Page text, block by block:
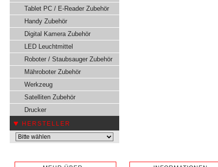
Tablet PC / E-Reader Zubehör
Handy Zubehör
Digital Kamera Zubehör
LED Leuchtmittel
Roboter / Staubsauger Zubehör
Mähroboter Zubehör
Werkzeug
Satelliten Zubehör
Drucker
HERSTELLER